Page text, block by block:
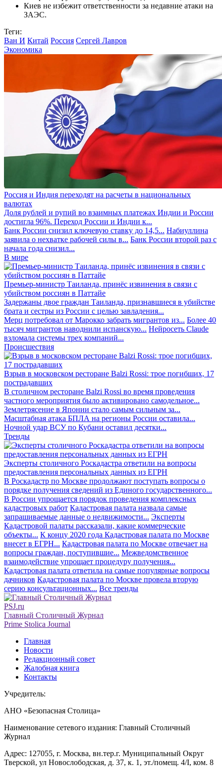
Киев не избежит ответственности за недавние атаки на
ЗАЭС.
Теги:
Ван И Китай Россия Сергей Лавров
Экономика
Россия и Индия переходят на расчеты в национальных
валютах
Доля рублей и рупий во взаимных платежах Индии и России
достигла 96%. Переход России и Индии к...
Банк России снизил ключевую ставку до 14,5... Набиуллина
заявила о нехватке рабочей силы в... Банк России второй раз с
начала года снизил...
В мире
Премьер-министр Таиланда, принёс извинения в связи с
убийством россиян в Паттайе
Задержаны двое граждан Таиланда, признавшиеся в убийстве
брата и сестры из России с целью завладения...
Мерц потребовал от Марокко забрать мигрантов из... Более 40
тысяч мигрантов наводнили испанскую... Нейросеть Claude
взломала системы трех компаний...
Происшествия
Взрыв в московском ресторане Balzi Rossi: трое погибших, 17
пострадавших
В столичном ресторане Balzi Rossi во время проведения
частного мероприятия было активировано самодельное...
Землетрясение в Японии стало самым сильным за...
Масштабная атака БПЛА на регионы России оставила...
Ночной удар ВСУ по Кубани оставил десятки...
Тренды
Эксперты столичного Роскадастра ответили на вопросы
предоставления персональных данных из ЕГРН
В Роскадастр по Москве продолжают поступать вопросы о
порядке получения сведений из Единого государственного...
В России упрощается порядок проведения комплексных
кадастровых работ Кадастровая палата назвала самые
запрашиваемые данные о недвижимости... Эксперты
Кадастровой палаты рассказали, какие коммерческие
объекты... К концу 2020 года Кадастровая палата по Москве
внесет в ЕГРН... Кадастровая палата по Москве отвечает на
вопросы граждан, поступившие... Межведомственное
взаимодействие упрощает процедуру получения...
Кадастровая палата ответила на самые популярные вопросы
дачников Кадастровая палата по Москве провела вторую
серию консультационных... Все тренды
PSJ.ru
Главный Столичный Журнал
Prime Stolica Journal
Главная
Новости
Редакционный совет
Жалобная книга
Контакты
Учредитель:
АНО «Безопасная Столица»
Наименование сетевого издания: Главный Столичный
Журнал
Адрес: 127055, г. Москва, вн.тер.г. Муниципальный Округ
Тверской, ул Новослободская, д. 37, к. 1, эт./помещ. 4/I, ком. 8